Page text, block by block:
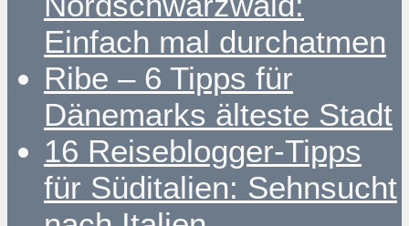
Einfach mal durchatmen
Ribe – 6 Tipps für
Dänemarks älteste Stadt
16 Reiseblogger-Tipps
für Süditalien: Sehnsucht